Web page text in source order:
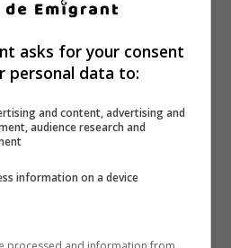
asks for your consent
personal data to:
and content, advertising and
audience research and
information on a device